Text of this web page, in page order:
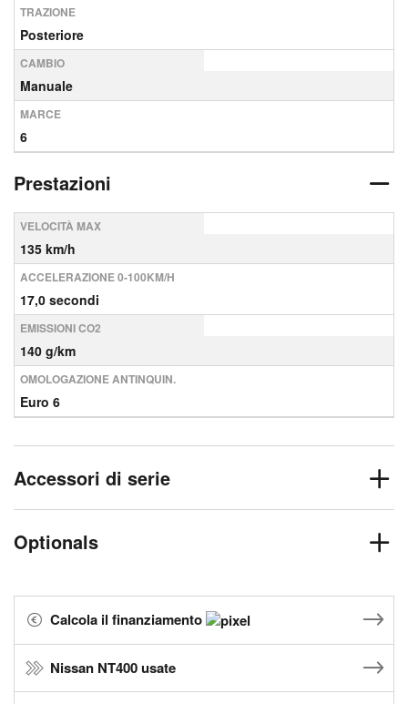
TRAZIONE
Posteriore
CAMBIO
Manuale
MARCE
6
Prestazioni
VELOCITÀ MAX
135 km/h
ACCELERAZIONE 0-100KM/H
17,0 secondi
EMISSIONI CO2
140 g/km
OMOLOGAZIONE ANTINQUIN.
Euro 6
Accessori di serie
Optionals
Calcola il finanziamento
Nissan NT400 usate